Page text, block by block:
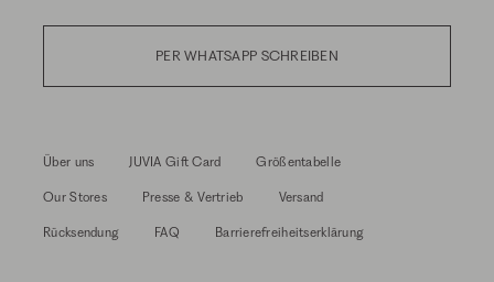
PER WHATSAPP SCHREIBEN
Über uns JUVIA Gift Card Größentabelle
Our Stores Presse & Vertrieb Versand
Rücksendung FAQ Barrierefreiheitserklärung